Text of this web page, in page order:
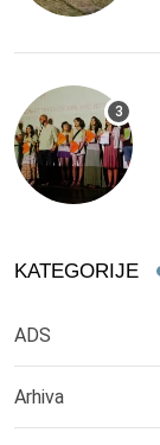
KATEGORIJE
ADS
Arhiva